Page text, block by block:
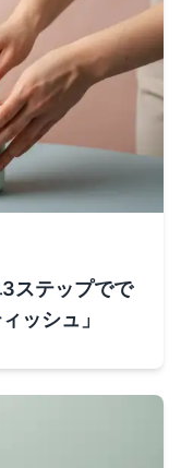
ステップでで
ッシュ」